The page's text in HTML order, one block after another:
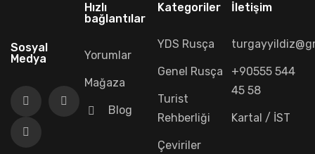
Sosyal
Medya
Hızlı
bağlantılar
Yorumlar
Mağaza
Blog
Kategoriler
YDS Rusça
Genel Rusça
Turist
Rehberliği
Çeviriler
İletişim
+90555 544
45 58
Kartal / İST